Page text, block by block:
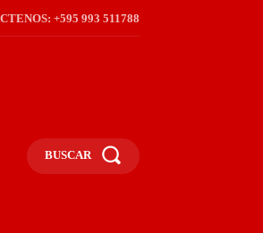
+595 993 511788
BUSCAR